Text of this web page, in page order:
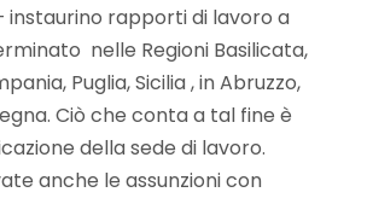
rapporti di lavoro a
nelle Regioni Basilicata,
Puglia, Sicilia , in Abruzzo,
Ciò che conta a tal fine è
della sede di lavoro.
anche le assunzioni con